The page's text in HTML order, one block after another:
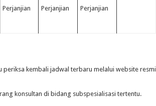
Perjanjian Perjanjian Perjanjian
kembali jadwal terbaru melalui website resmi
konsultan di bidang subspesialisasi tertentu.